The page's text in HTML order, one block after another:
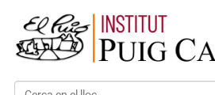
Cerca